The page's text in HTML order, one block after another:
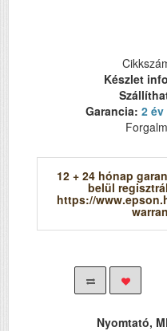
Készlet
Garancia: 2
12 + 24 hónap
belül
https://
Nyomtató,